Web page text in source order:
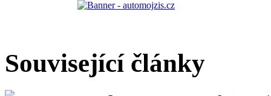
Související články